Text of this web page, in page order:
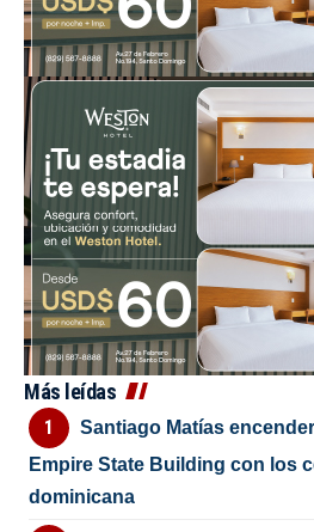
Más leídas
Santiago Matías
Empire State Building con los
dominicana